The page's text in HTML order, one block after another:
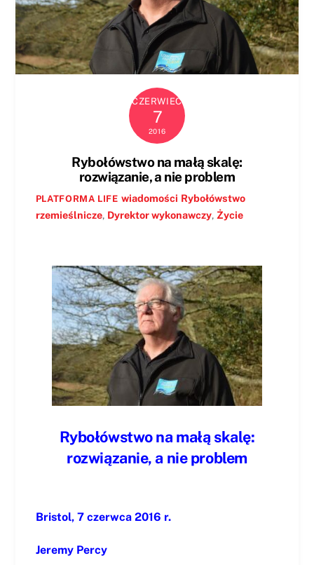
CZERWIEC
7
2016
Rybołówstwo na małą skalę:
rozwiązanie, a nie problem
PLATFORMA LIFE wiadomości Rybołówstwo
rzemieślnicze, Dyrektor wykonawczy, Życie
Rybołówstwo na małą skalę:
rozwiązanie, a nie problem
Bristol, 7 czerwca 2016 r.
Jeremy Percy